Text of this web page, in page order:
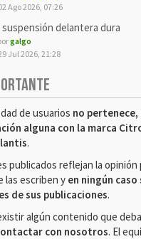
Ago 2026, 07:26
suspensión delantera dura
galgo
Jul 2026, 21:28
de usuarios no
alguna con la marca
.
publicados reflejan la opinión
las escriben y en ningún caso
de sus publicaciones.
algún contenido que
con nosotros. El